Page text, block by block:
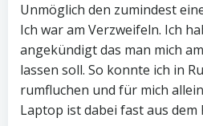
Unmöglich den zumindest
Ich war am Verzweifeln. Ich
angekündigt das man mich
lassen soll. So konnte ich in
rumfluchen und für mich
Laptop ist dabei fast aus dem